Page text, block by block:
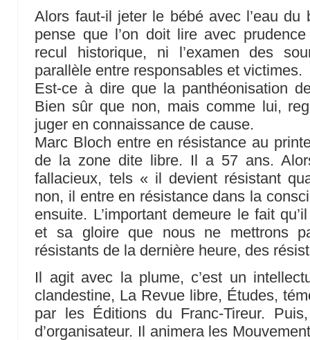
Alors faut-il jeter le bébé avec l’eau
pense que l’on doit lire avec
recul historique, ni l’examen des
parallèle entre responsables et victimes.
Est-ce à dire que la panthéonisation
Bien sûr que non, mais comme lui,
juger en connaissance de cause.
Marc Bloch entre en résistance au
de la zone dite libre. Il a 57 ans.
fallacieux, tels « il devient résistant
non, il entre en résistance dans la
ensuite. L’important demeure le fait
et sa gloire que nous ne mettrons
résistants de la dernière heure, des
Il agit avec la plume, c’est un
clandestine, La Revue libre, Études,
par les Éditions du Franc-Tireur.
d’organisateur. Il animera les